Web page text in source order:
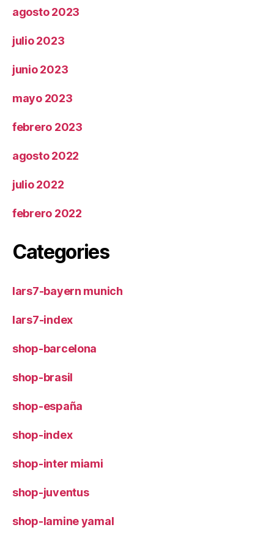
agosto 2023
julio 2023
junio 2023
mayo 2023
febrero 2023
agosto 2022
julio 2022
febrero 2022
Categories
lars7-bayern munich
lars7-index
shop-barcelona
shop-brasil
shop-españa
shop-index
shop-inter miami
shop-juventus
shop-lamine yamal